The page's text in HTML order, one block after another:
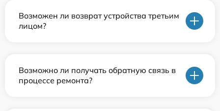
Возможен ли возврат устройства третьим
лицом?
Возможно ли получать обратную связь в
процессе ремонта?